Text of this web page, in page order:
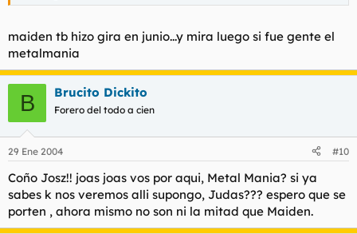
maiden tb hizo gira en junio...y mira luego si fue gente el
metalmania
B Brucito Dickito
Forero del todo a cien
29 Ene 2004 #10
Coño Josz!! joas joas vos por aqui, Metal Mania? si ya
sabes k nos veremos alli supongo, Judas??? espero que se
porten , ahora mismo no son ni la mitad que Maiden.